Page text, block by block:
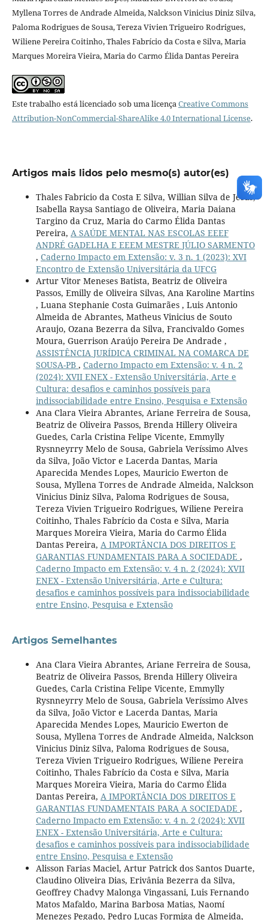
Myllena Torres de Andrade Almeida, Nalckson Vinicius Diniz Silva,
Paloma Rodrigues de Sousa, Tereza Vivien Trigueiro Rodrigues,
Wiliene Pereira Coitinho, Thales Fabrício da Costa e Silva, Maria
Marques Moreira Vieira, Maria do Carmo Élida Dantas Pereira
Este trabalho está licenciado sob uma licençaCreative Commons
Attribution-NonCommercial-ShareAlike 4.0 International License.
Artigos mais lidos pelo mesmo(s) autor(es)
Thales Fabricio da Costa E Silva, Willian Silva de Jesus,
Isabella Raysa Santiago de Oliveira, Maria Daiana
Targino da Cruz, Maria do Carmo Élida Dantas
Pereira, A SAÚDE MENTAL NAS ESCOLAS EEEF
ANDRÉ GADELHA E EEEM MESTRE JÚLIO SARMENTO
, Caderno Impacto em Extensão: v. 3 n. 1 (2023): XVI
Encontro de Extensão Universitária da UFCG
Artur Vitor Meneses Batista, Beatriz de Oliveira
Passos, Emilly de Oliveira Silvas, Ana Karoline Martins
, Luana Stephanie Costa Guimarães , Luis Antonio
Almeida de Abrantes, Matheus Vinicius de Souto
Araujo, Ozana Bezerra da Silva, Francivaldo Gomes
Moura, Guerrison Araújo Pereira De Andrade ,
ASSISTÊNCIA JURÍDICA CRIMINAL NA COMARCA DE
SOUSA-PB , Caderno Impacto em Extensão: v. 4 n. 2
(2024): XVII ENEX - Extensão Universitária, Arte e
Cultura: desafios e caminhos possíveis para
indissociabilidade entre Ensino, Pesquisa e Extensão
Ana Clara Vieira Abrantes, Ariane Ferreira de Sousa,
Beatriz de Oliveira Passos, Brenda Hillery Oliveira
Guedes, Carla Cristina Felipe Vicente, Emmylly
Rysnneyrry Melo de Sousa, Gabriela Veríssimo Alves
da Silva, João Victor e Lacerda Dantas, Maria
Aparecida Mendes Lopes, Mauricio Ewerton de
Sousa, Myllena Torres de Andrade Almeida, Nalckson
Vinicius Diniz Silva, Paloma Rodrigues de Sousa,
Tereza Vivien Trigueiro Rodrigues, Wiliene Pereira
Coitinho, Thales Fabrício da Costa e Silva, Maria
Marques Moreira Vieira, Maria do Carmo Élida
Dantas Pereira, A IMPORTÂNCIA DOS DIREITOS E
GARANTIAS FUNDAMENTAIS PARA A SOCIEDADE ,
Caderno Impacto em Extensão: v. 4 n. 2 (2024): XVII
ENEX - Extensão Universitária, Arte e Cultura:
desafios e caminhos possíveis para indissociabilidade
entre Ensino, Pesquisa e Extensão
Artigos Semelhantes
Ana Clara Vieira Abrantes, Ariane Ferreira de Sousa,
Beatriz de Oliveira Passos, Brenda Hillery Oliveira
Guedes, Carla Cristina Felipe Vicente, Emmylly
Rysnneyrry Melo de Sousa, Gabriela Veríssimo Alves
da Silva, João Victor e Lacerda Dantas, Maria
Aparecida Mendes Lopes, Mauricio Ewerton de
Sousa, Myllena Torres de Andrade Almeida, Nalckson
Vinicius Diniz Silva, Paloma Rodrigues de Sousa,
Tereza Vivien Trigueiro Rodrigues, Wiliene Pereira
Coitinho, Thales Fabrício da Costa e Silva, Maria
Marques Moreira Vieira, Maria do Carmo Élida
Dantas Pereira, A IMPORTÂNCIA DOS DIREITOS E
GARANTIAS FUNDAMENTAIS PARA A SOCIEDADE ,
Caderno Impacto em Extensão: v. 4 n. 2 (2024): XVII
ENEX - Extensão Universitária, Arte e Cultura:
desafios e caminhos possíveis para indissociabilidade
entre Ensino, Pesquisa e Extensão
Alisson Farias Maciel, Artur Patrick dos Santos Duarte,
Claudino Oliveira Dias, Erivânia Bezerra da Silva,
Geoffrey Chadvy Malonga Vingassani, Luis Fernando
Matos Mafaldo, Marina Barbosa Matias, Naomí
Menezes Pegado, Pedro Lucas Formiga de Almeida,